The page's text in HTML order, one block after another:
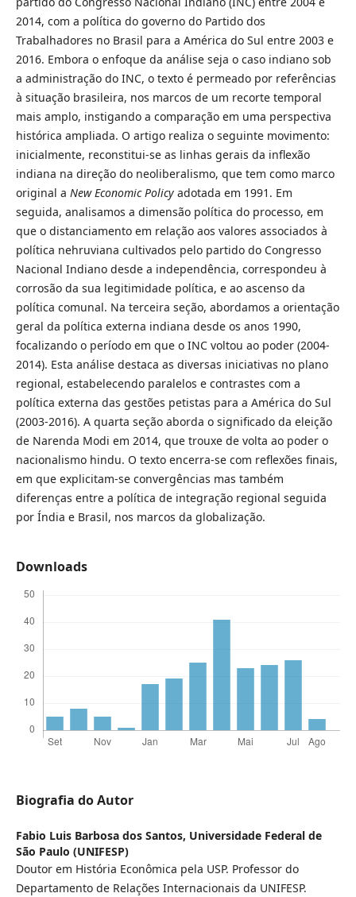
2014, com a política do governo do Partido dos
Trabalhadores no Brasil para a América do Sul entre 2003 e
2016. Embora o enfoque da análise seja o caso indiano sob
a administração do INC, o texto é permeado por referências
à situação brasileira, nos marcos de um recorte temporal
mais amplo, instigando a comparação em uma perspectiva
histórica ampliada. O artigo realiza o seguinte movimento:
inicialmente, reconstitui-se as linhas gerais da inflexão
indiana na direção do neoliberalismo, que tem como marco
original a New Economic Policyadotada em 1991. Em
seguida, analisamos a dimensão política do processo, em
que o distanciamento em relação aos valores associados à
política nehruviana cultivados pelo partido do Congresso
Nacional Indiano desde a independência, correspondeu à
corrosão da sua legitimidade política, e ao ascenso da
política comunal. Na terceira seção, abordamos a orientação
geral da política externa indiana desde os anos 1990,
focalizando o período em que o INC voltou ao poder (2004-
2014). Esta análise destaca as diversas iniciativas no plano
regional, estabelecendo paralelos e contrastes com a
política externa das gestões petistas para a América do Sul
(2003-2016). A quarta seção aborda o significado da eleição
de Narenda Modi em 2014, que trouxe de volta ao poder o
nacionalismo hindu. O texto encerra-se com reflexões finais,
em que explicitam-se convergências mas também
diferenças entre a política de integração regional seguida
por Índia e Brasil, nos marcos da globalização.
Downloads
Biografia do Autor
Fabio Luis Barbosa dos Santos, Universidade Federal de
São Paulo (UNIFESP)
Doutor em História Econômica pela USP. Professor do
Departamento de Relações Internacionais da UNIFESP.